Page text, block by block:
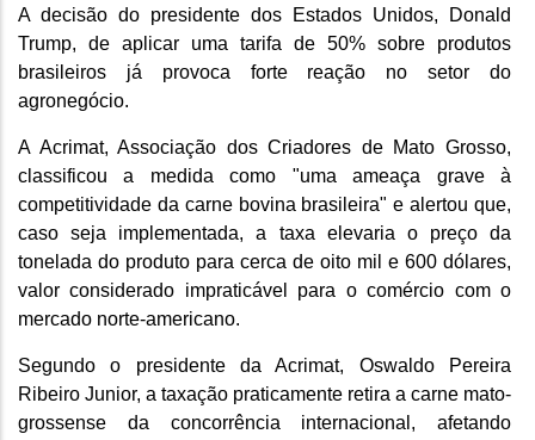
A decisão do presidente dos Estados Unidos, Donald
Trump, de aplicar uma tarifa de 50% sobre produtos
brasileiros já provoca forte reação no setor do
agronegócio.
A Acrimat, Associação dos Criadores de Mato Grosso,
classificou a medida como "uma ameaça grave à
competitividade da carne bovina brasileira" e alertou que,
caso seja implementada, a taxa elevaria o preço da
tonelada do produto para cerca de oito mil e 600 dólares,
valor considerado impraticável para o comércio com o
mercado norte-americano.
Segundo o presidente da Acrimat, Oswaldo Pereira
Ribeiro Junior, a taxação praticamente retira a carne mato-
grossense da concorrência internacional, afetando